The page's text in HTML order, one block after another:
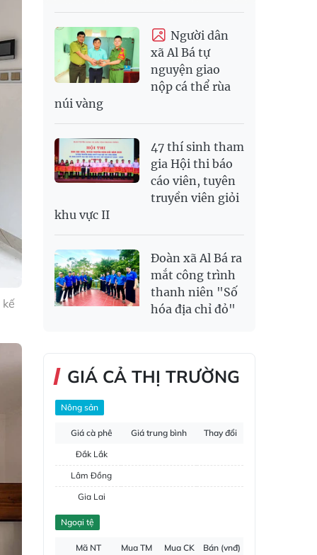
Người dân
xã Al Bá tự
nguyện giao
nộp cá thể rùa
núi vàng
47 thí sinh tham
gia Hội thi báo
cáo viên, tuyên
truyền viên giỏi
khu vực II
Đoàn xã Al Bá ra
mắt công trình
thanh niên "Số
hóa địa chỉ đỏ"
GIÁ CẢ THỊ TRƯỜNG
Nông sản
Giá cà phê Giá trung bình
Thay đổi
Đắk Lắk
Lâm Đồng
Gia Lai
Đắk Nông
Ngoại tệ
Mã NT Mua TM Mua CK
Bán (vnđ)